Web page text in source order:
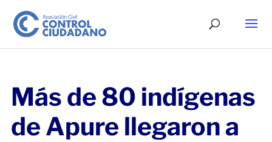
Más de 80 indígenas
de Apure llegaron a